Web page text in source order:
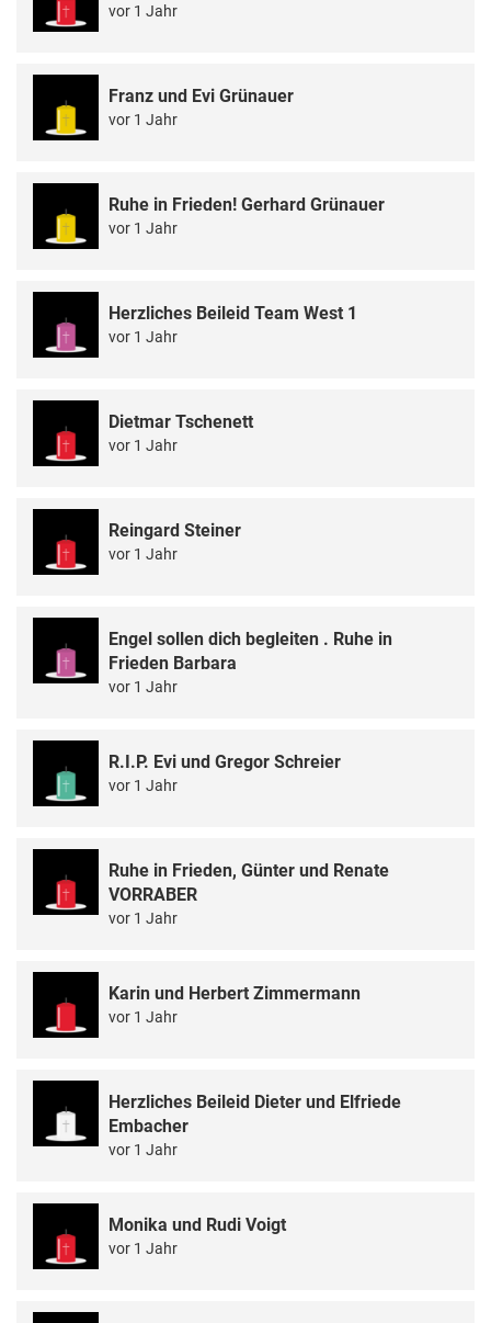
vor 1 Jahr
Franz und Evi Grünauer
vor 1 Jahr
Ruhe in Frieden! Gerhard Grünauer
vor 1 Jahr
Herzliches Beileid Team West 1
vor 1 Jahr
Dietmar Tschenett
vor 1 Jahr
Reingard Steiner
vor 1 Jahr
Engel sollen dich begleiten . Ruhe in
Frieden Barbara
vor 1 Jahr
R.I.P. Evi und Gregor Schreier
vor 1 Jahr
Ruhe in Frieden, Günter und Renate
VORRABER
vor 1 Jahr
Karin und Herbert Zimmermann
vor 1 Jahr
Herzliches Beileid Dieter und Elfriede
Embacher
vor 1 Jahr
Monika und Rudi Voigt
vor 1 Jahr